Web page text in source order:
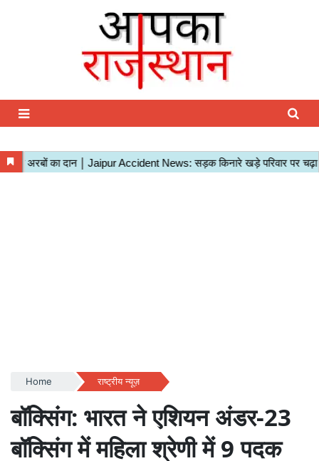
Home राष्ट्रीय न्यूज़
बॉक्सिंग: भारत ने एशियन अंडर-23
बॉक्सिंग में महिला श्रेणी में 9 पदक